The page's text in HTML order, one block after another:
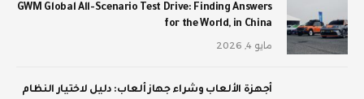
GWM Global All-Scenario Test Drive: Finding Answers
for the World, in China
مايو 4, 2026
أجهزة الألعاب وشراء جهاز ألعاب: دليل لاختيار النظام